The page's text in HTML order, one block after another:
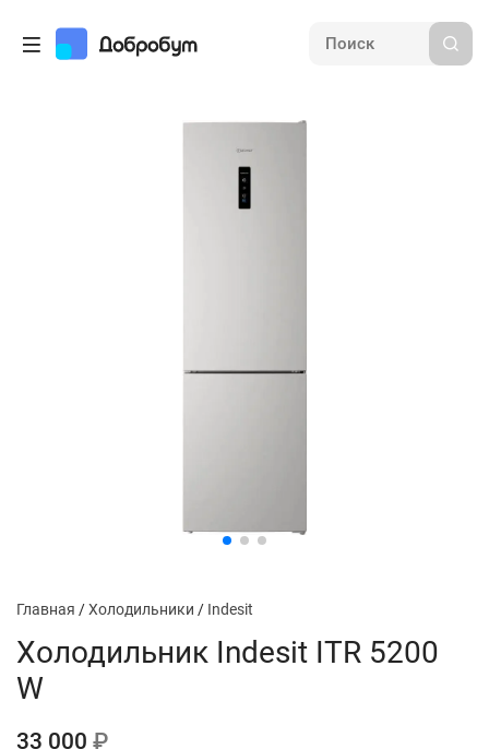
Главная /Холодильники / Indesit
Холодильник Indesit ITR 5200
W
33 000 ₽